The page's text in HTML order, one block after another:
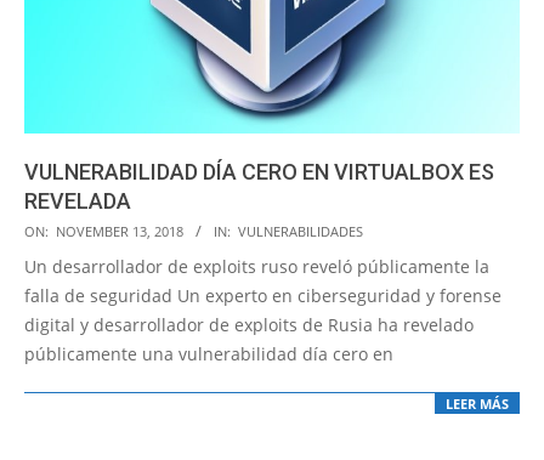
VULNERABILIDAD DÍA CERO EN VIRTUALBOX ES
REVELADA
2018-
11-
13
ON: NOVEMBER 13, 2018 IN: VULNERABILIDADES
Un desarrollador de exploits ruso reveló públicamente la
falla de seguridad Un experto en ciberseguridad y forense
digital y desarrollador de exploits de Rusia ha revelado
públicamente una vulnerabilidad día cero en
LEER MÁS